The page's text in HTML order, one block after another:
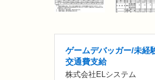
ゲームデバッガー/未経
交通費支給
株式会社ELシステム